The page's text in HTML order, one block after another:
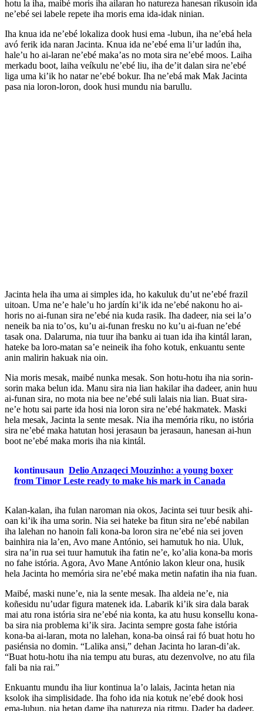
hotu la iha, maibé moris iha ailaran ho natureza hanesan rikusoin ida
ne’ebé sei labele repete iha moris ema ida-idak ninian.
Iha knua ida ne’ebé lokaliza dook husi ema -lubun, iha ne’ebá hela
avó ferik ida naran Jacinta. Knua ida ne’ebé ema li’ur ladún iha,
hale’u ho ai-laran ne’ebé maka’as no mota sira ne’ebé moos. Laiha
merkadu boot, laiha veíkulu ne’ebé liu, iha de’it dalan sira ne’ebé
liga uma ki’ik ho natar ne’ebé bokur. Iha ne’ebá mak Mak Jacinta
pasa nia loron-loron, dook husi mundu nia barullu.
Jacinta hela iha uma ai simples ida, ho kakuluk du’ut ne’ebé frazil
uitoan. Uma ne’e hale’u ho jardín ki’ik ida ne’ebé nakonu ho ai-
horis no ai-funan sira ne’ebé nia kuda rasik. Iha dadeer, nia sei la’o
neneik ba nia to’os, ku’u ai-funan fresku no ku’u ai-fuan ne’ebé
tasak ona. Dalaruma, nia tuur iha banku ai tuan ida iha kintál laran,
hateke ba loro-matan sa’e neineik iha foho kotuk, enkuantu sente
anin malirin hakuak nia oin.
Nia moris mesak, maibé nunka mesak. Son hotu-hotu iha nia sorin-
sorin maka belun ida. Manu sira nia lian hakilar iha dadeer, anin huu
ai-funan sira, no mota nia bee ne’ebé suli lalais nia lian. Buat sira-
ne’e hotu sai parte ida hosi nia loron sira ne’ebé hakmatek. Maski
hela mesak, Jacinta la sente mesak. Nia iha memória riku, no istória
sira ne’ebé maka hatutan hosi jerasaun ba jerasaun, hanesan ai-hun
boot ne’ebé maka moris iha nia kintál.
kontinusaun Delio Anzaqeci Mouzinho: a young boxer
from Timor Leste ready to make his mark in Canada
Kalan-kalan, iha fulan naroman nia okos, Jacinta sei tuur besik ahi-
oan ki’ik iha uma sorin. Nia sei hateke ba fitun sira ne’ebé nabilan
iha lalehan no hanoin fali kona-ba loron sira ne’ebé nia sei joven
bainhira nia la’en, Avo mane António, sei hamutuk ho nia. Uluk,
sira na’in rua sei tuur hamutuk iha fatin ne’e, ko’alia kona-ba moris
no fahe istória. Agora, Avo Mane António lakon kleur ona, husik
hela Jacinta ho memória sira ne’ebé maka metin nafatin iha nia fuan.
Maibé, maski nuneʼe, ​​nia la sente mesak. Iha aldeia ne’e, nia
koñesidu nu’udar figura matenek ida. Labarik ki’ik sira dala barak
mai atu rona istória sira ne’ebé nia konta, ka atu husu konsellu kona-
ba sira nia problema ki’ik sira. Jacinta sempre gosta fahe istória
kona-ba ai-laran, mota no lalehan, kona-ba oinsá rai fó buat hotu ho
pasiénsia no domin. “Lalika ansi,” dehan Jacinta ho laran-di’ak.
“Buat hotu-hotu iha nia tempu atu buras, atu dezenvolve, no atu fila
fali ba nia rai.”
Enkuantu mundu iha liur kontinua la’o lalais, Jacinta hetan nia
ksolok iha simplisidade. Iha foho ida nia kotuk ne’ebé dook hosi
ema-lubun, nia hetan dame iha natureza nia ritmu. Dader ba dadeer,